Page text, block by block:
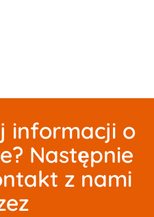
informacji o
Następnie
z nami